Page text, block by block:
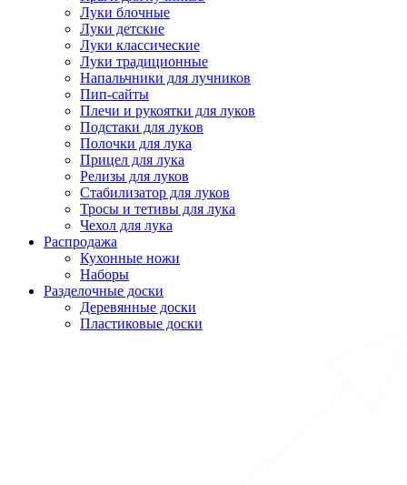
Луки блочные
Луки детские
Луки классические
Луки традиционные
Напальчники для лучников
Пип-сайты
Плечи и рукоятки для луков
Подстаки для луков
Полочки для лука
Прицел для лука
Релизы для луков
Стабилизатор для луков
Тросы и тетивы для лука
Чехол для лука
Распродажа
Кухонные ножи
Наборы
Разделочные доски
Деревянные доски
Пластиковые доски